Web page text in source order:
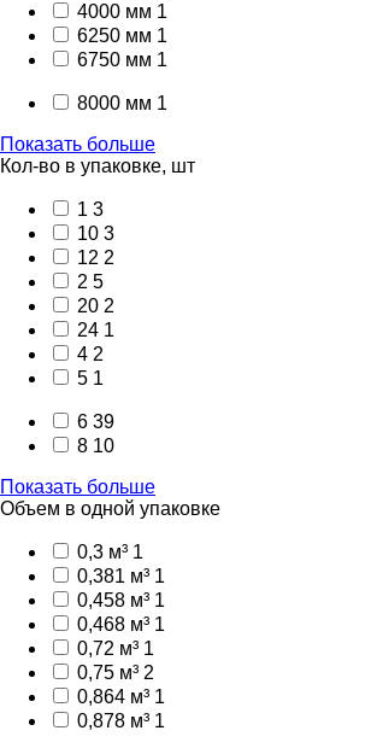
4000 мм 1
6250 мм 1
6750 мм 1
8000 мм 1
Показать больше
Кол-во в упаковке, шт
1 3
10 3
12 2
2 5
20 2
24 1
4 2
5 1
6 39
8 10
Показать больше
Объем в одной упаковке
0,3 м³ 1
0,381 м³ 1
0,458 м³ 1
0,468 м³ 1
0,72 м³ 1
0,75 м³ 2
0,864 м³ 1
0,878 м³ 1